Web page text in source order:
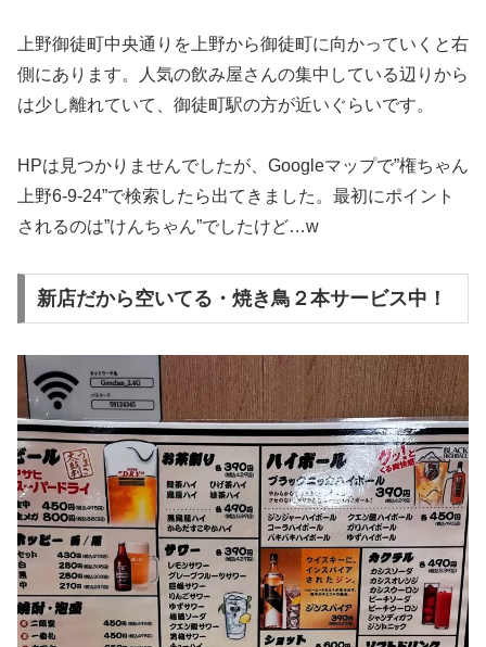
上野御徒町中央通りを上野から御徒町に向かっていくと右
側にあります。人気の飲み屋さんの集中している辺りから
は少し離れていて、御徒町駅の方が近いぐらいです。
HPは見つかりませんでしたが、Googleマップで”権ちゃん
上野6-9-24”で検索したら出てきました。最初にポイント
されるのは”けんちゃん”でしたけど…w
新店だから空いてる・焼き鳥２本サービス中！